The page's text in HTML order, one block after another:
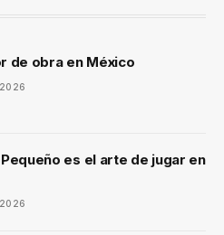
de obra en México
es el arte de jugar en